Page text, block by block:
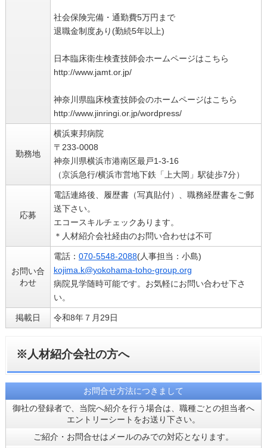
社会保険完備・通勤費5万円まで
退職金制度あり(勤続5年以上)
日本臨床衛生検査技師会ホームページはこちら
http://www.jamt.or.jp/
神奈川県臨床検査技師会のホームページはこちら
http://www.jinringi.or.jp/wordpress/
勤務地
横浜東邦病院
〒233-0008
神奈川県横浜市港南区最戸1-3-16
（京浜急行/横浜市営地下鉄「上大岡」駅徒歩7分）
応募
電話連絡後、履歴書（写真貼付）、職務経歴書をご郵
送下さい。
エコースキルチェックあります。
＊人材紹介会社経由のお問い合わせは不可
お問い合
わせ
電話： 070-5548-2088(人事担当：小島)
kojima.k@yokohama-toho-group.org
病院見学随時可能です。お気軽にお問い合わせ下さ
い。
掲載日 令和8年７月29日
※人材紹介会社の方へ
お問合せ方法につきまして
御社の登録者で、当院へ紹介を行う場合は、職種ごとの担当者へ
エントリーシートをお送り下さい。
ご紹介・お問合せはメールのみでの対応となります。